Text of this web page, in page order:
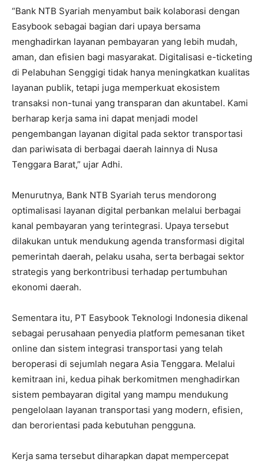
“Bank NTB Syariah menyambut baik kolaborasi dengan
Easybook sebagai bagian dari upaya bersama
menghadirkan layanan pembayaran yang lebih mudah,
aman, dan efisien bagi masyarakat. Digitalisasi e-ticketing
di Pelabuhan Senggigi tidak hanya meningkatkan kualitas
layanan publik, tetapi juga memperkuat ekosistem
transaksi non-tunai yang transparan dan akuntabel. Kami
berharap kerja sama ini dapat menjadi model
pengembangan layanan digital pada sektor transportasi
dan pariwisata di berbagai daerah lainnya di Nusa
Tenggara Barat,” ujar Adhi.
Menurutnya, Bank NTB Syariah terus mendorong
optimalisasi layanan digital perbankan melalui berbagai
kanal pembayaran yang terintegrasi. Upaya tersebut
dilakukan untuk mendukung agenda transformasi digital
pemerintah daerah, pelaku usaha, serta berbagai sektor
strategis yang berkontribusi terhadap pertumbuhan
ekonomi daerah.
Sementara itu, PT Easybook Teknologi Indonesia dikenal
sebagai perusahaan penyedia platform pemesanan tiket
online dan sistem integrasi transportasi yang telah
beroperasi di sejumlah negara Asia Tenggara. Melalui
kemitraan ini, kedua pihak berkomitmen menghadirkan
sistem pembayaran digital yang mampu mendukung
pengelolaan layanan transportasi yang modern, efisien,
dan berorientasi pada kebutuhan pengguna.
Kerja sama tersebut diharapkan dapat mempercepat